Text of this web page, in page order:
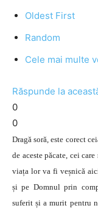
Oldest First
Random
Cele mai multe
Răspunde la
0
0
Dragă soră, este corect
de aceste păcate, cei
viața lor va fi veșnică
și pe Domnul prin
suferit și a murit pentru